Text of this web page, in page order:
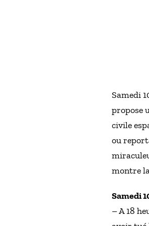
Samedi
propose
civile
ou
montre
Samedi
– A 18